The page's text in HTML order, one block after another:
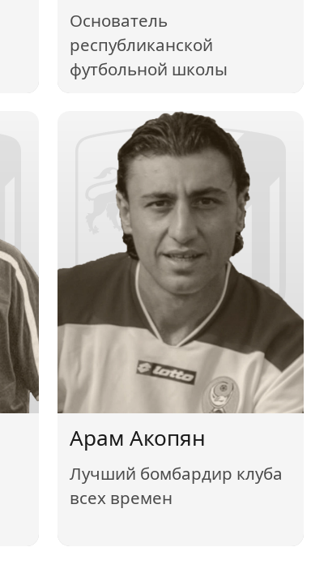
Основатель
республиканской
футбольной школы
Арам Акопян
Лучший бомбардир клуба
всех времен